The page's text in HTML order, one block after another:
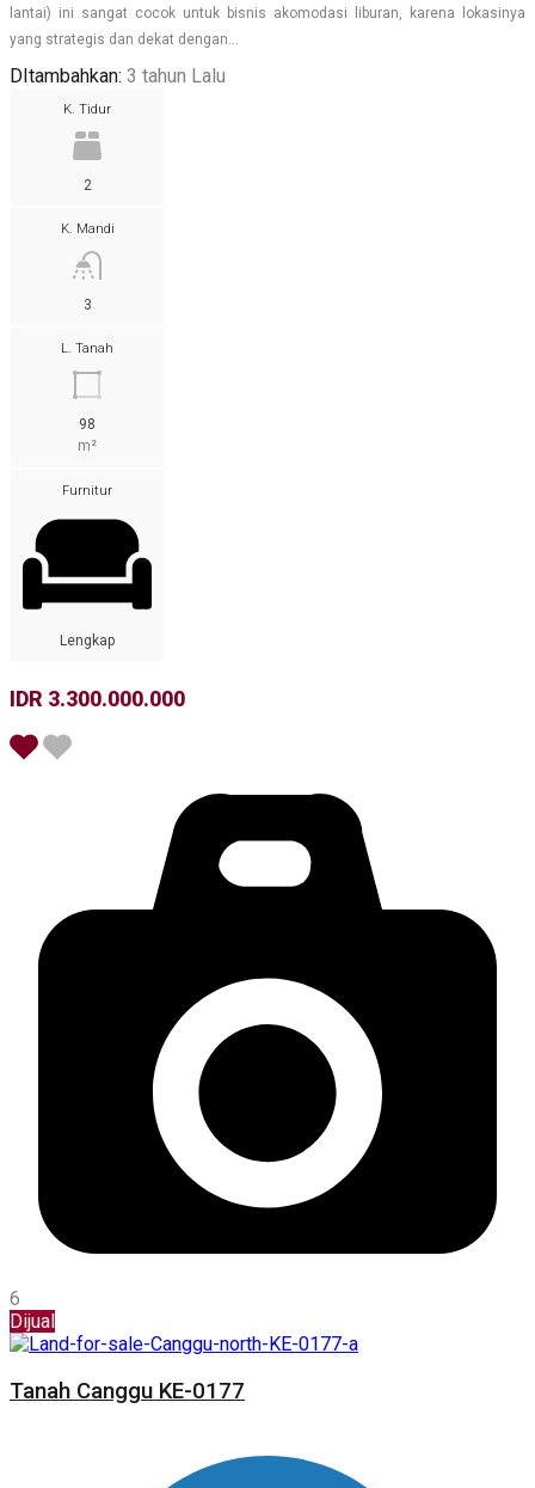
lantai) ini sangat cocok untuk bisnis akomodasi liburan, karena lokasinya
yang strategis dan dekat dengan…
DItambahkan: 3 tahun Lalu
K. Tidur
2
K. Mandi
3
L. Tanah
98
m²
Furnitur
Lengkap
IDR 3.300.000.000
6
Dijual
Tanah Canggu KE-0177